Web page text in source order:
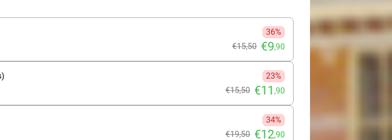
36%
€15,50 €9,90
23%
€15,50 €11 ,90
34%
€19,50 €12,90